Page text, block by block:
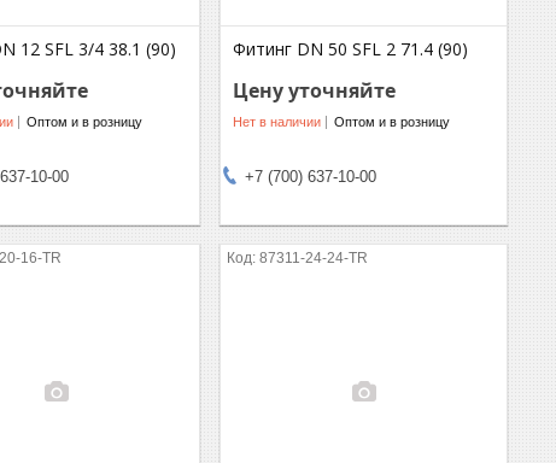
12 SFL 3/4 38.1 (90)
Оптом и в розницу
10-00
Фитинг DN 50 SFL 2 71.4 (90)
Цену уточняйте
Нет в наличии Оптом и в розницу
+7 (700) 637-10-00
16-TR 87311-24-24-TR